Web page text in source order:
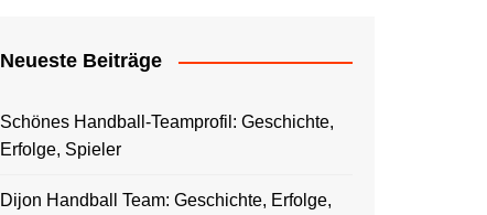
Neueste Beiträge
Schönes Handball-Teamprofil: Geschichte,
Erfolge, Spieler
Dijon Handball Team: Geschichte, Erfolge,